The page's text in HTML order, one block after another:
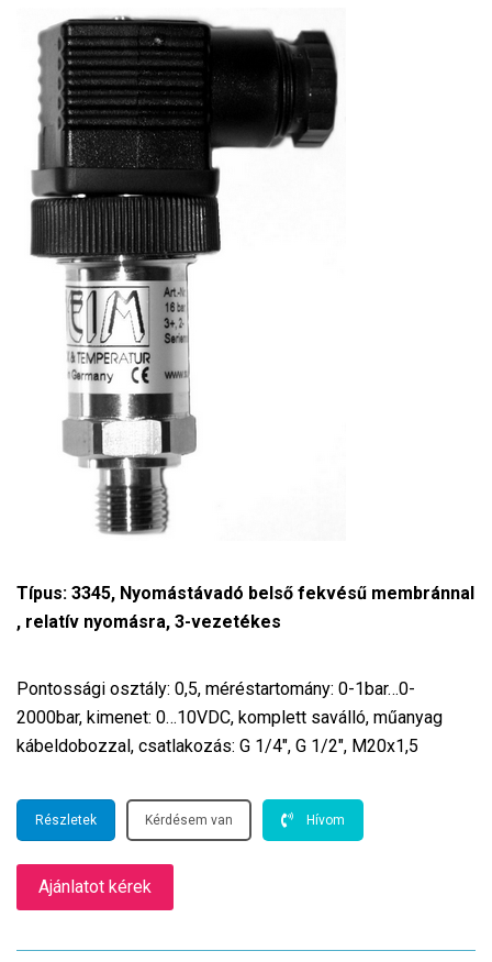
Típus: 3345, Nyomástávadó belső fekvésű membránnal
, relatív nyomásra, 3-vezetékes
Pontossági osztály: 0,5, méréstartomány: 0-1bar…0-
2000bar, kimenet: 0…10VDC, komplett saválló, műanyag
kábeldobozzal, csatlakozás: G 1/4″, G 1/2″, M20x1,5
Részletek Kérdésem van Hívom
Ajánlatot kérek